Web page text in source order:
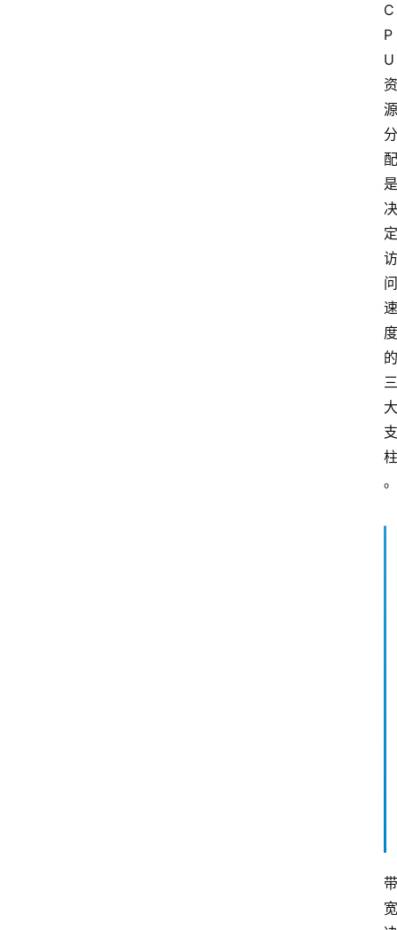
C
P
U
资
源
分
配
是
决
定
访
问
速
度
的
三
大
支
柱
。
带
宽